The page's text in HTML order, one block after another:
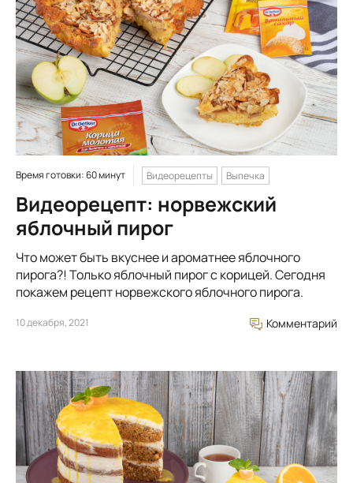
Время готовки: 60 минут Видеорецепты Выпечка
Видеорецепт: норвежский
яблочный пирог
Что может быть вкуснее и ароматнее яблочного
пирога?! Только яблочный пирог с корицей. Сегодня
покажем рецепт норвежского яблочного пирога.
10 декабря, 2021 Комментарий